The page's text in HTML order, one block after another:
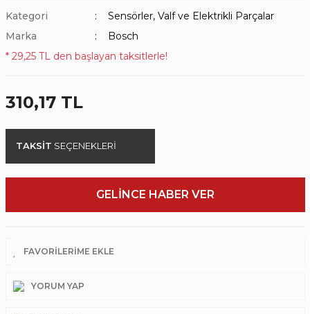
Kategori
Sensörler, Valf ve Elektrikli Parçalar
Marka
Bosch
* 29,25 TL den başlayan taksitlerle!
310,17 TL
TAKSİT SEÇENEKLERİ
GELİNCE HABER VER
YORUM YAP